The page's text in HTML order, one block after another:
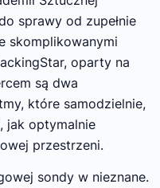
sprawy od zupełnie
skomplikowanymi
oparty na
są dwa
które samodzielnie,
jak optymalnie
przestrzeni.
sondy w nieznane.